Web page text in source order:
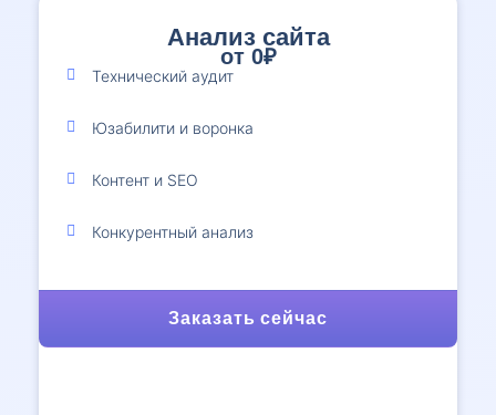
Анализ сайта
от 0₽
1
Технический аудит
Юзабилити и воронка
Контент и SEO
Конкурентный анализ
Заказать сейчас